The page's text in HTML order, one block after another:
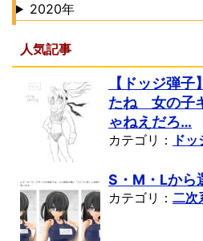
2020年
人気記事
【ドッジ弾
たね 女の子
ゃねえだろ…
カテゴリ： ド
S・M・Lから
カテゴリ： 二次